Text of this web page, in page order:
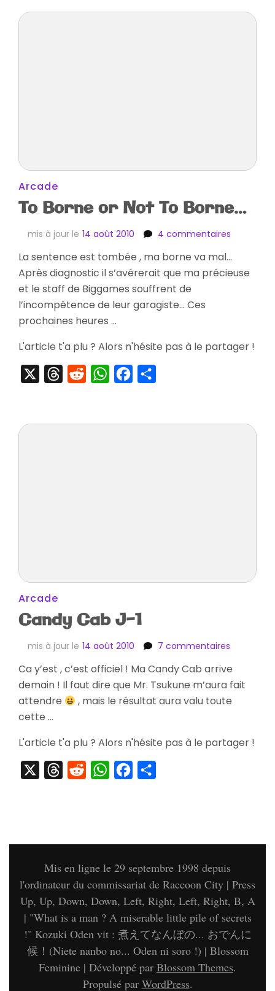
Arcade
To Borne or Not To Borne…
mis à jour le 14 août 2010 4 commentaires
Borne
or
La sentence est tombée , ma borne va mal…
Après diagnostic il s’avérerait que ma précieuse
et le staff de Biggames souffrent de
l’incompétence de leur garagiste… Ces
prochaines heures …
L'article t'a plu ? Alors n'hésite pas à le partager !
ThreadsRedditWhatsAppFacebook
Arcade
Candy Cab J-1
mis à jour le 14 août 2010 7 commentaires
Cab
J-
1
Ca y’est , c’est officiel ! Ma Candy Cab arrive
demain ! Il faut dire que Mr. Tsukune m’aura fait
attendre
, mais le résultat aura valu toute
cette …
L'article t'a plu ? Alors n'hésite pas à le partager !
ThreadsRedditWhatsAppFacebook
Mis en ligne le 29 septembre 1998 depuis
l'ordinateur du commissariat de Raccoon City | Press
Up, Up, Down, Down, Left, Right, Left, Right, B, A
| "What is a man ? A miserable little pile of secrets
!" Kozuki Oden vit : 煮えてなんぼの... おでんに
候！(Niete nanbo no... Oden ni soro !) | Blossom
Feminine | Développé par Blossom Themes.
Propulsé par WordPress.